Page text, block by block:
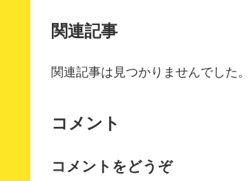
関連記事
関連記事は見つかりませんでした。
コメント
コメントをどうぞ